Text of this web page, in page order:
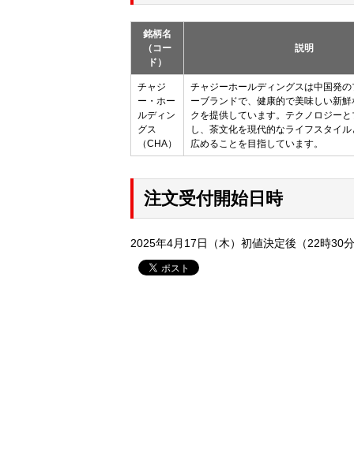
銘柄名
（コー
ド）
説明
チャジ
ー・ホー
ルディン
グス
（CHA）
チャジーホールディングスは中国発
ーブランドで、健康的で美味しい新
クを提供しています。テクノロジー
し、茶文化を現代的なライフスタイ
広めることを目指しています。
注文受付開始日時
2025年4月17日（木）初値決定後（22時30